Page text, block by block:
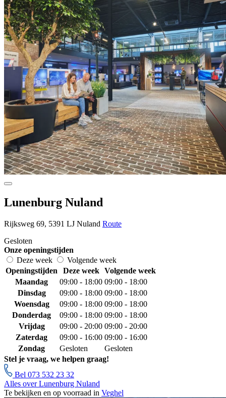
Lunenburg Nuland
Rijksweg 69, 5391 LJ Nuland Route
Gesloten
Onze openingstijden
Deze week
Volgende week
Openingstijden
Deze week
Volgende week
Maandag
09:00 - 18:00 09:00 - 18:00
Dinsdag
09:00 - 18:00 09:00 - 18:00
Woensdag
09:00 - 18:00 09:00 - 18:00
Donderdag
09:00 - 18:00 09:00 - 18:00
Vrijdag
09:00 - 20:00 09:00 - 20:00
Zaterdag
09:00 - 16:00 09:00 - 16:00
Zondag
Gesloten
Gesloten
Stel je vraag, we helpen graag!
Bel 073 532 23 32
Alles over Lunenburg Nuland
Te bekijken en op voorraad in Veghel